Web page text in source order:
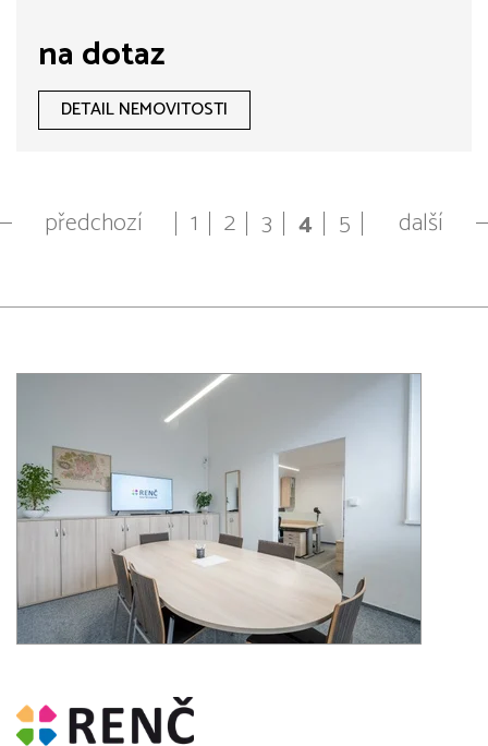
na dotaz
DETAIL NEMOVITOSTI
předchozí 1 2 3 4 5 další